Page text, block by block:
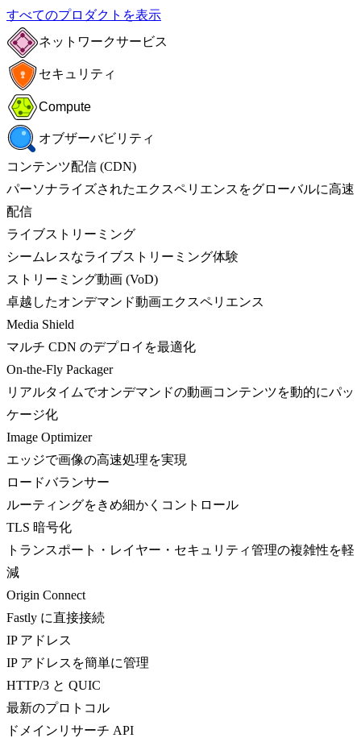
すべてのプロダクトを表示
ネットワークサービス
セキュリティ
Compute
オブザーバビリティ
コンテンツ配信 (CDN)
パーソナライズされたエクスペリエンスをグローバルに高速
配信
ライブストリーミング
シームレスなライブストリーミング体験
ストリーミング動画 (VoD)
卓越したオンデマンド動画エクスペリエンス
Media Shield
マルチ CDN のデプロイを最適化
On-the-Fly Packager
リアルタイムでオンデマンドの動画コンテンツを動的にパッ
ケージ化
Image Optimizer
エッジで画像の高速処理を実現
ロードバランサー
ルーティングをきめ細かくコントロール
TLS 暗号化
トランスポート・レイヤー・セキュリティ管理の複雑性を軽
減
Origin Connect
Fastly に直接接続
IP アドレス
IP アドレスを簡単に管理
HTTP/3 と QUIC
最新のプロトコル
ドメインリサーチ API